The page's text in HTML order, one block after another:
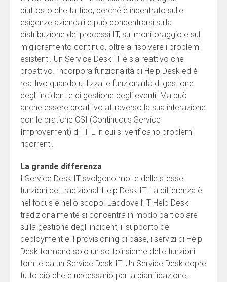
piuttosto che tattico, perché è incentrato sulle
esigenze aziendali e può concentrarsi sulla
distribuzione dei processi IT, sul monitoraggio e sul
miglioramento continuo, oltre a risolvere i problemi
esistenti. Un Service Desk IT è sia reattivo che
proattivo. Incorpora funzionalità di Help Desk ed è
reattivo quando utilizza le funzionalità di gestione
degli incident e di gestione degli eventi. Ma può
anche essere proattivo attraverso la sua interazione
con le pratiche CSI (Continuous Service
Improvement) di ITIL in cui si verificano problemi
ricorrenti.
La grande differenza
I Service Desk IT svolgono molte delle stesse
funzioni dei tradizionali Help Desk IT. La differenza è
nel focus e nello scopo. Laddove l’IT Help Desk
tradizionalmente si concentra in modo particolare
sulla gestione degli incident, il supporto del
deployment e il provisioning di base, i servizi di Help
Desk formano solo un sottoinsieme delle funzioni
fornite da un Service Desk IT. Un Service Desk copre
tutto ciò che è necessario per la pianificazione,